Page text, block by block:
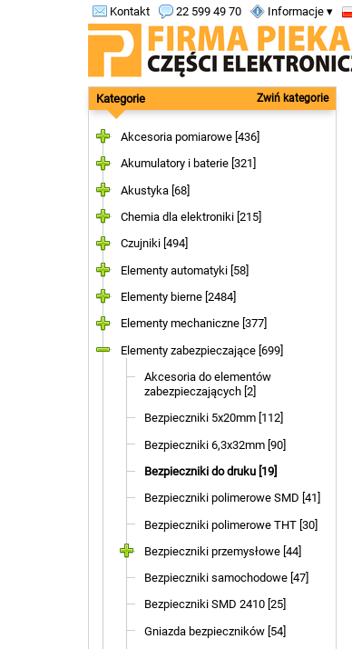
Kontakt 22 599 49 70 Informacje ▾
Kategorie Zwiń kategorie
Akcesoria pomiarowe [436]
Akumulatory i baterie [321]
Akustyka [68]
Chemia dla elektroniki [215]
Czujniki [494]
Elementy automatyki [58]
Elementy bierne [2484]
Elementy mechaniczne [377]
Elementy zabezpieczające [699]
Akcesoria do elementów
zabezpieczających [2]
Bezpieczniki 5x20mm [112]
Bezpieczniki 6,3x32mm [90]
Bezpieczniki do druku [19]
Bezpieczniki polimerowe SMD [41]
Bezpieczniki polimerowe THT [30]
Bezpieczniki przemysłowe [44]
Bezpieczniki samochodowe [47]
Bezpieczniki SMD 2410 [25]
Gniazda bezpieczników [54]